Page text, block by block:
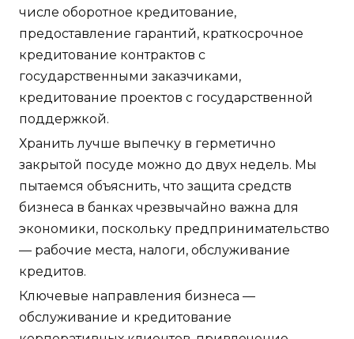
числе оборотное кредитование,
предоставление гарантий, краткосрочное
кредитование контрактов с
государственными заказчиками,
кредитование проектов с государственной
поддержкой.
Хранить лучше выпечку в герметично
закрытой посуде можно до двух недель. Мы
пытаемся объяснить, что защита средств
бизнеса в банках чрезвычайно важна для
экономики, поскольку предпринимательство
— рабочие места, налоги, обслуживание
кредитов.
Ключевые направления бизнеса —
обслуживание и кредитование